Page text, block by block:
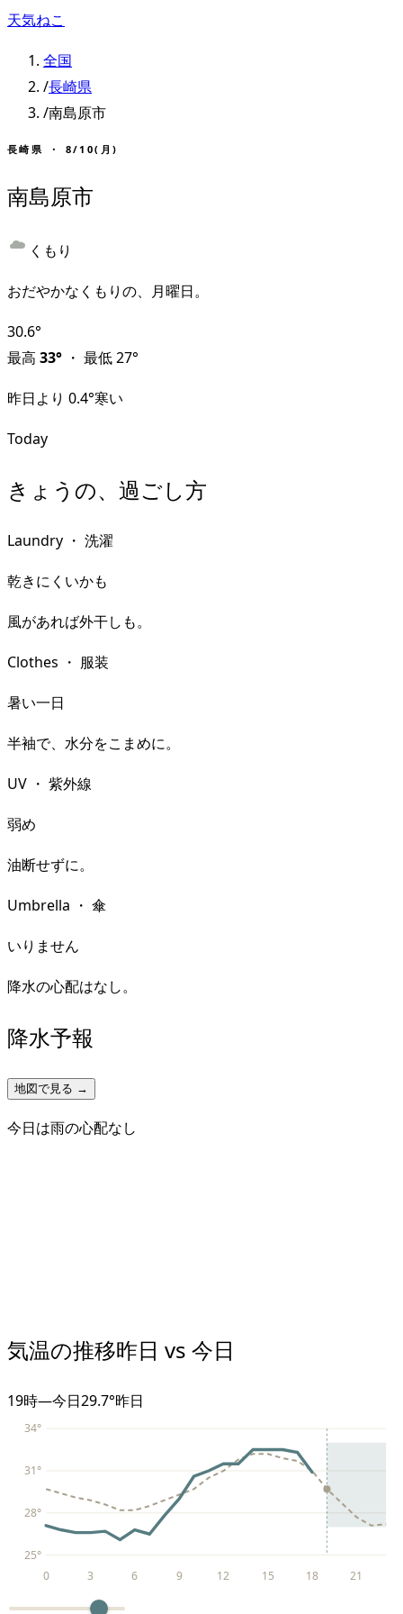
天気ねこ
全国
/長崎県
/南島原市
長崎県 ・ 8/10(月)
南島原市
くもり
おだやかなくもりの、月曜日。
30.6°
最高 33° ・ 最低27°
昨日より 0.4°寒い
Today
きょうの、過ごし方
Laundry ・ 洗濯
乾きにくいかも
風があれば外干しも。
Clothes ・ 服装
暑い一日
半袖で、水分をこまめに。
UV ・ 紫外線
弱め
油断せずに。
Umbrella ・ 傘
いりません
降水の心配はなし。
降水予報
地図で見る →
今日は雨の心配なし
気温の推移昨日 vs 今日
19時—今日29.7°昨日
25°
28°
31°
34°
0 3 6 9 12 15 18 21